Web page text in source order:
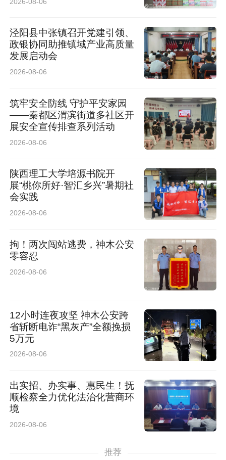
泾阳县中张镇召开党建引领、
政银协同助推镇域产业高质量
发展启动会
2026-08-06
筑牢安全防线 守护平安家园
——秦都区渭滨街道多社区开
展安全宣传排查系列活动
2026-08-06
陕西理工大学培源书院开
展“桃你所好·智汇乡兴”暑期社
会实践
2026-08-06
拘！两次闯站逃费，神木公安
零容忍
2026-08-06
12小时连夜攻坚 神木公安跨
省斩断电诈“黑灰产”全额挽损
5万元
2026-08-06
出实招、办实事、惠民生！抚
顺检察全力优化法治化营商环
境
2026-08-06
推荐